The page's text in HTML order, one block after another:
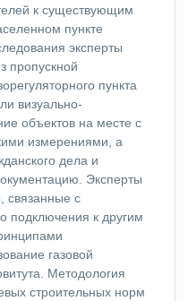
к существующим
пункте
эксперты
пропускной
пункта
визуально-
объектов на месте с
измерениями, а
дела и
Эксперты
связанные с
подключения к другим
газовой
Методология
строительных норм